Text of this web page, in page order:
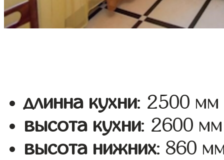
длинна кухни: 2500 мм
высота кухни: 2600 мм
высота нижних: 860